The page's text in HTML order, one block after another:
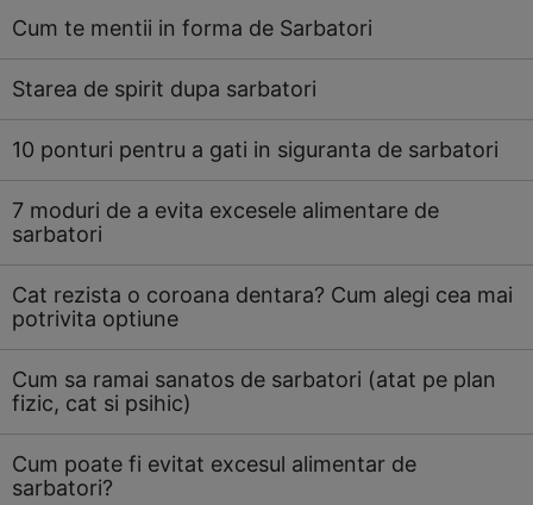
Cum te mentii in forma de Sarbatori
Starea de spirit dupa sarbatori
10 ponturi pentru a gati in siguranta de sarbatori
7 moduri de a evita excesele alimentare de
sarbatori
Cat rezista o coroana dentara? Cum alegi cea mai
potrivita optiune
Cum sa ramai sanatos de sarbatori (atat pe plan
fizic, cat si psihic)
Cum poate fi evitat excesul alimentar de
sarbatori?